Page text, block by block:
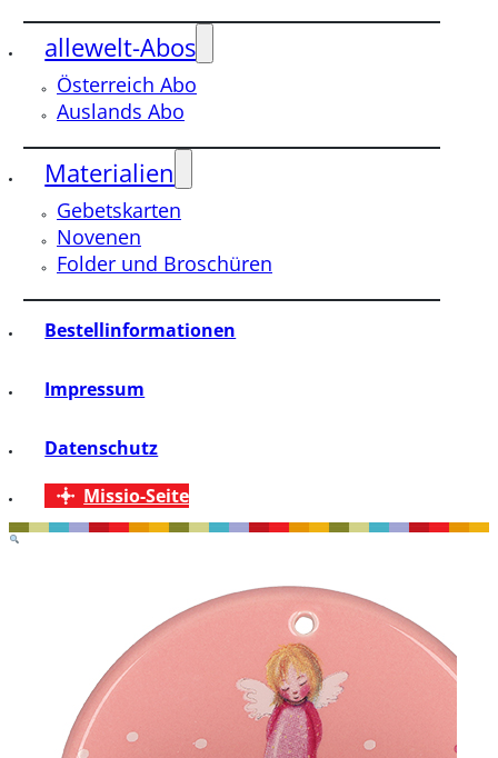
allewelt-Abos
Österreich Abo
Auslands Abo
Materialien
Gebetskarten
Novenen
Folder und Broschüren
Bestellinformationen
Impressum
Datenschutz
Missio-Seite